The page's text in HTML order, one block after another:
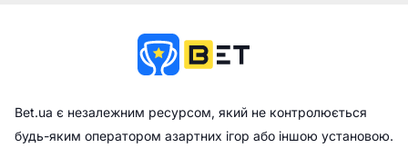
Bet.ua є незалежним ресурсом, який не контролюється
будь-яким оператором азартних ігор або іншою установою.